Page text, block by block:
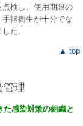
点検し、使用期限の
指衛生が十分でな
た。
▲ top
管理
感染対策の組織と